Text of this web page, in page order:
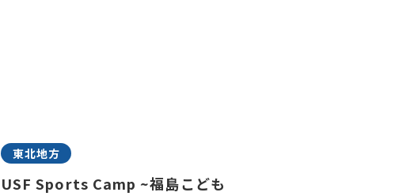
東北地方
USF Sports Camp ~福島こども